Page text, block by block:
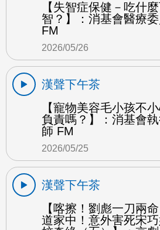
【失智症保健－吃什
智？】：消基會醫療
FM
2026/05/26
漢聲下午茶
【寵物美容毛小孩不
負責嗎？】：消基會
師 FM
2026/05/25
漢聲下午茶
【喀擦！劉彪一刀兩
道家中！意外害死宋